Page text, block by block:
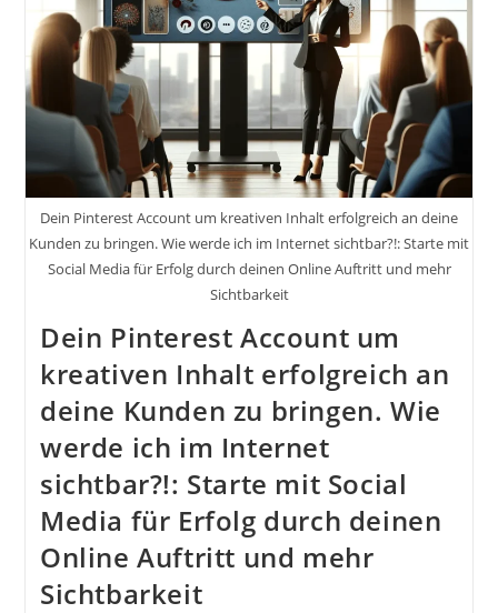
Dein Pinterest Account um kreativen Inhalt erfolgreich an deine
Kunden zu bringen. Wie werde ich im Internet sichtbar?!: Starte mit
Social Media für Erfolg durch deinen Online Auftritt und mehr
Sichtbarkeit
Dein Pinterest Account um
kreativen Inhalt erfolgreich an
deine Kunden zu bringen. Wie
werde ich im Internet
sichtbar?!: Starte mit Social
Media für Erfolg durch deinen
Online Auftritt und mehr
Sichtbarkeit